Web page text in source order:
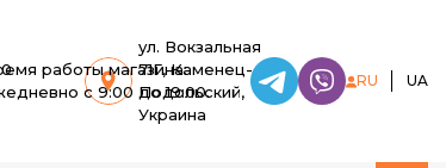
работы магазина:
с 9:00 до 19:00.
ул. Вокзальная
71Г, Каменец-
Подольский,
Украина
RU UA